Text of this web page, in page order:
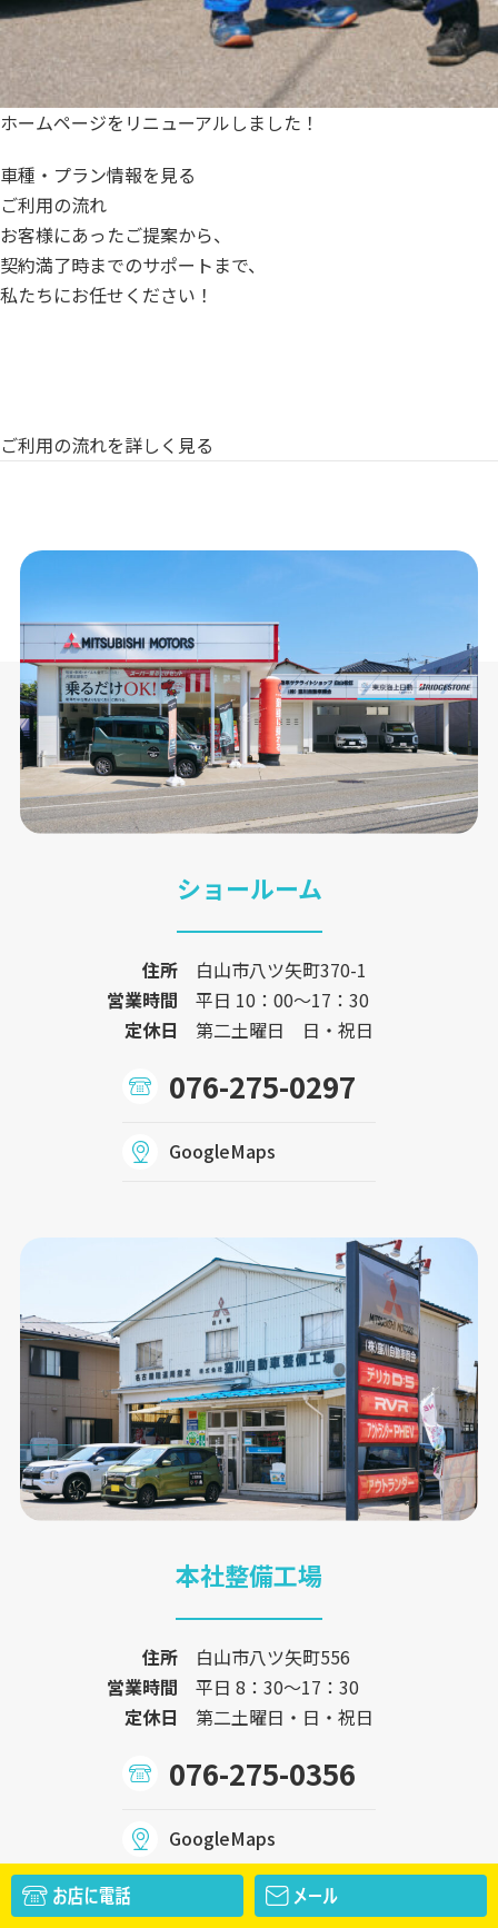
ホームページをリニューアルしました！
車種・プラン情報を見る
ご利用の流れ
お客様にあったご提案から、
契約満了時までのサポートまで、
私たちにお任せください！
ご利用の流れを詳しく見る
ショールーム
住所
白山市八ツ矢町370-1
営業時間
平日 10：00〜17：30
定休日
第二土曜日 日・祝日
076-275-0297
GoogleMaps
本社整備工場
住所
白山市八ツ矢町556
営業時間
平日 8：30〜17：30
定休日
第二土曜日・日・祝日
076-275-0356
GoogleMaps